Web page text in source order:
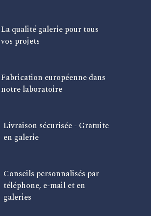
La qualité galerie pour tous
vos projets
Fabrication européenne dans
notre laboratoire
Livraison sécurisée - Gratuite
en galerie
Conseils personnalisés par
téléphone, e-mail et en
galeries